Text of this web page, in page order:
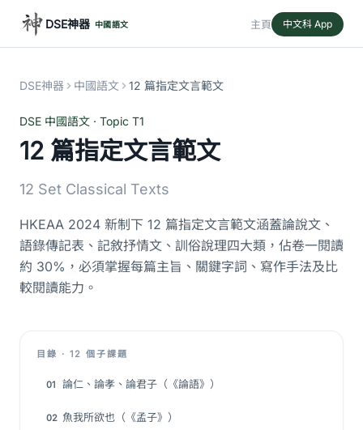
DSE神器 中國語文 主頁 中文科 App
DSE神器 中國語文 12 篇指定文言範文
DSE 中國語文 · Topic T1
12 篇指定文言範文
12 Set Classical Texts
HKEAA 2024 新制下 12 篇指定文言範文涵蓋論說文、
語錄傳記表、記敘抒情文、訓俗說理四大類，佔卷一閱讀
約 30%，必須掌握每篇主旨、關鍵字詞、寫作手法及比
較閱讀能力。
目錄 · 12 個子課題
01 論仁、論孝、論君子（《論語》）
02 魚我所欲也（《孟子》）